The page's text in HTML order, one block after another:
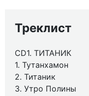
Треклист
CD1. ТИТАНИК
1. Тутанхамон
2. Титаник
3. Утро Полины